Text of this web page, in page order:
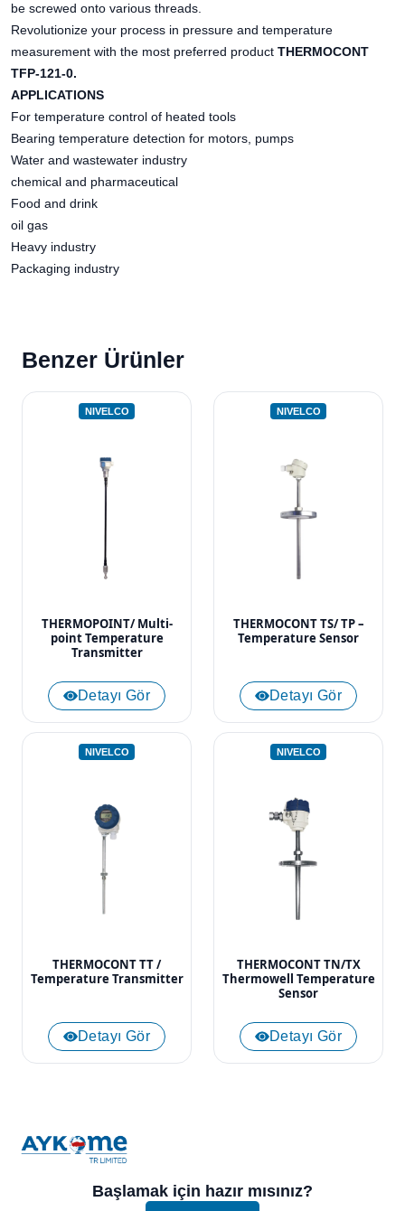
be screwed onto various threads.
Revolutionize your process in pressure and temperature
measurement with the most preferred product THERMOCONT
TFP-121-0.
APPLICATIONS
For temperature control of heated tools
Bearing temperature detection for motors, pumps
Water and wastewater industry
chemical and pharmaceutical
Food and drink
oil gas
Heavy industry
Packaging industry
Benzer Ürünler
NIVELCO
THERMOPOINT/ Multi-
point Temperature
Transmitter
Detayı Gör
NIVELCO
THERMOCONT TS/ TP –
Temperature Sensor
Detayı Gör
NIVELCO
THERMOCONT TT /
Temperature Transmitter
Detayı Gör
NIVELCO
THERMOCONT TN/TX
Thermowell Temperature
Sensor
Detayı Gör
Başlamak için hazır mısınız?